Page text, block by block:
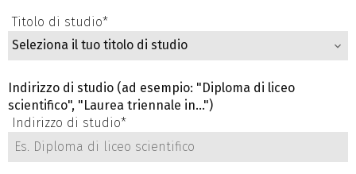
Titolo di studio*
Seleziona il tuo titolo di studio
Indirizzo di studio (ad esempio: "Diploma di liceo
scientifico", "Laurea triennale in...")
Indirizzo di studio*